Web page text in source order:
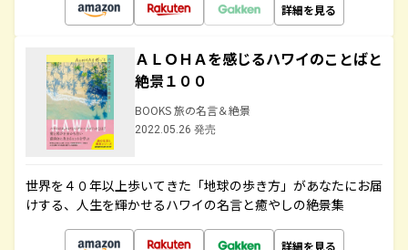
詳細を見る
ＡＬＯＨＡを感じるハワイのことばと
絶景１００
BOOKS 旅の名言＆絶景
2022.05.26 発売
世界を４０年以上歩いてきた「地球の歩き方」があなたにお届
けする、人生を輝かせるハワイの名言と癒やしの絶景集
詳細を見る